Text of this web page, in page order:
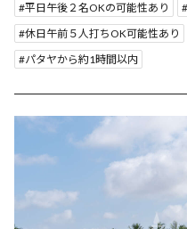
平日午後２名OKの可能性あり
休日午前５人打ちOK可能性あり
パタヤから約1時間以内